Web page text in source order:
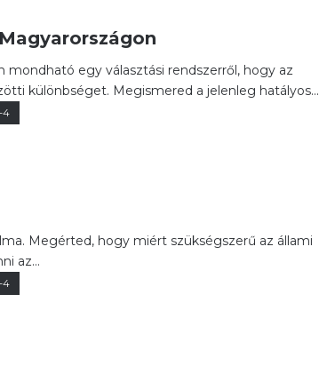
egy választási rendszerről, hogy az
különbséget. Megismered a jelenleg hatályos...
4
Megérted, hogy miért szükségszerű az állami
az...
4